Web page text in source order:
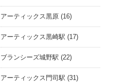
アーティックス黒原 (16)
アーティックス黒崎駅 (17)
ブランシーズ城野駅 (22)
アーティックス門司駅 (31)